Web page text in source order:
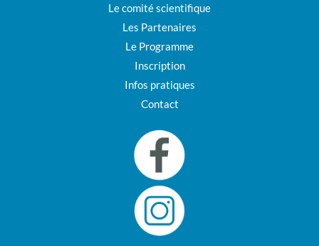
Le comité scientifique
Les Partenaires
Le Programme
Inscription
Infos pratiques
Contact